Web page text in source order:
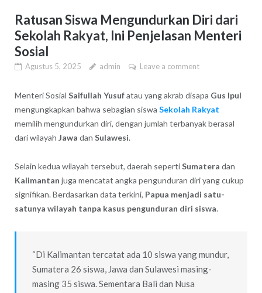
Ratusan Siswa Mengundurkan Diri dari
Sekolah Rakyat, Ini Penjelasan Menteri
Sosial
Agustus 5, 2025 admin Leave a comment
Menteri Sosial Saifullah Yusufatau yang akrab disapa Gus Ipul
mengungkapkan bahwa sebagian siswa Sekolah Rakyat
memilih mengundurkan diri, dengan jumlah terbanyak berasal
dari wilayah Jawa dan Sulawesi.
Selain kedua wilayah tersebut, daerah sepertiSumatera dan
Kalimantan juga mencatat angka pengunduran diri yang cukup
signifikan. Berdasarkan data terkini, Papua menjadi satu-
satunya wilayah tanpa kasus pengunduran diri siswa.
“Di Kalimantan tercatat ada 10 siswa yang mundur,
Sumatera 26 siswa, Jawa dan Sulawesi masing-
masing 35 siswa. Sementara Bali dan Nusa